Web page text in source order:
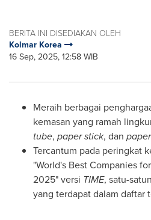
BERITA INI DISEDIAKAN OLEH
Kolmar Korea
16 Sep, 2025, 12:58 WIB
Meraih berbagai
kemasan yang ramah
tube, paper stick, dan
Tercantum pada peringkat
"World's Best Companies
2025" versi TIME, satu-
yang terdapat dalam daftar